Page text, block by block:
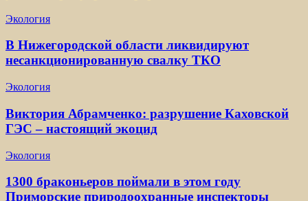
Экология
В Нижегородской области ликвидируют
несанкционированную свалку ТКО
Экология
Виктория Абрамченко: разрушение Каховской
ГЭС – настоящий экоцид
Экология
1300 браконьеров поймали в этом году
Приморские природоохранные инспекторы